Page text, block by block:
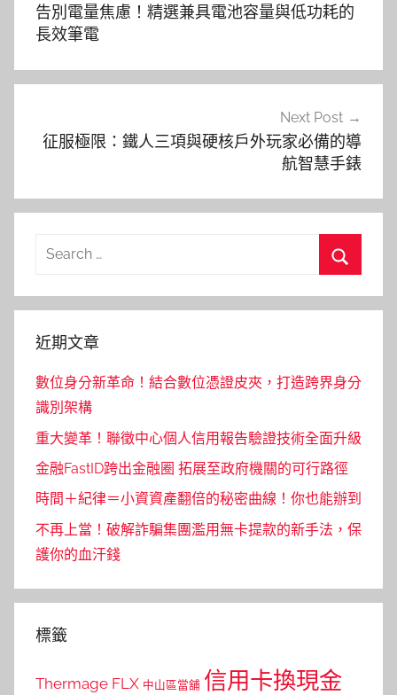
覽
告別電量焦慮！精選兼具電池容量與低功耗的
長效筆電
Next Post
征服極限：鐵人三項與硬核戶外玩家必備的導
航智慧手錶
Search
近期文章
數位身分新革命！結合數位憑證皮夾，打造跨界身分
識別架構
重大變革！聯徵中心個人信用報告驗證技術全面升級
金融FastID跨出金融圈 拓展至政府機關的可行路徑
時間＋紀律＝小資資產翻倍的秘密曲線！你也能辦到
不再上當！破解詐騙集團濫用無卡提款的新手法，保
護你的血汗錢
標籤
Thermage FLX 中山區當舖 信用卡換現金